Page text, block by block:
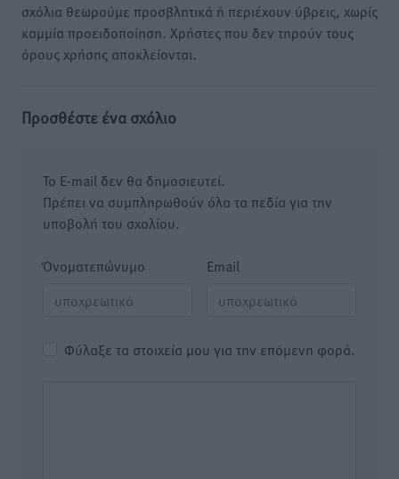
σχόλια θεωρούμε προσβλητικά ή περιέχουν ύβρεις, χωρίς
καμμία προειδοποίηση. Χρήστες που δεν τηρούν τους
όρους χρήσης αποκλείονται.
Προσθέστε ένα σχόλιο
Το E-mail δεν θα δημοσιευτεί.
Πρέπει να συμπληρωθούν όλα τα πεδία για την
υποβολή του σχολίου.
Όνοματεπώνυμο Email
Φύλαξε τα στοιχεία μου για την επόμενη φορά.